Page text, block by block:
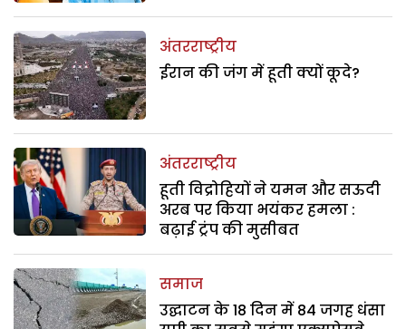
अंतरराष्ट्रीय
ईरान की जंग में हूती क्यों कूदे?
अंतरराष्ट्रीय
हूती विद्रोहियों ने यमन और सऊदी
अरब पर किया भयंकर हमला :
बढ़ाई ट्रंप की मुसीबत
समाज
उद्घाटन के 18 दिन में 84 जगह धंसा